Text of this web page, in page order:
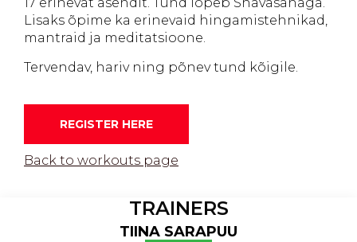
Lisaks õpime ka erinevaid hingamistehnikad,
mantraid ja meditatsioone.
Tervendav, hariv ning põnev tund kõigile.
REGISTER HERE
Back to workouts page
TRAINERS
TIINA SARAPUU